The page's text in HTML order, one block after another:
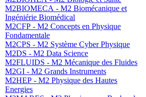
M2BIOMECA - M2 Biomécanique et
Ingéniérie Biomédical
M2CFP - M2 Concepts en Physique
Fondamentale
M2CPS - M2 Système Cyber Physique
M2DS - M2 Data Science
M2FLUIDS - M2 Mécanique des Fluides
M2GI - M2 Grands Instruments
M2HEP - M2 Physique des Hautes
Energies